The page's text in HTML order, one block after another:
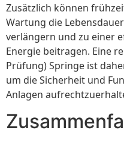
Zusätzlich können
Wartung die
verlängern und zu einer
Energie beitragen. Eine
Prüfung) Springe ist
um die Sicherheit und
Anlagen